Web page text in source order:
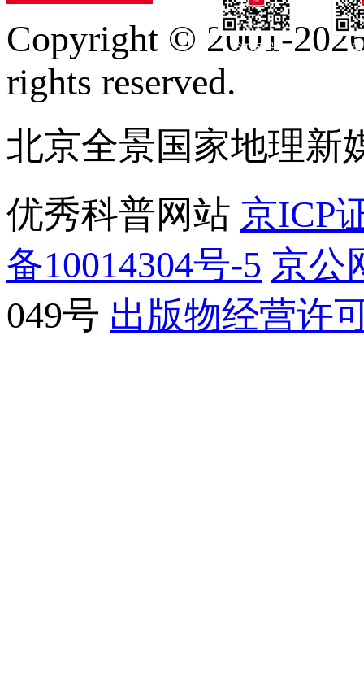
订阅号
Copyright © 2001-
rights reserved.
北京全景国家地理新
优秀科普网站 京ICP
备10014304号-5 京公
049号 出版物经营许